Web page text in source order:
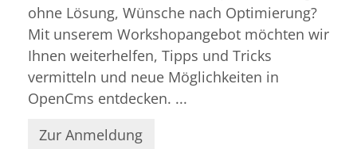
ohne Lösung, Wünsche nach Optimierung?
Mit unserem Workshopangebot möchten wir
Ihnen weiterhelfen, Tipps und Tricks
vermitteln und neue Möglichkeiten in
OpenCms entdecken. ...
Zur Anmeldung